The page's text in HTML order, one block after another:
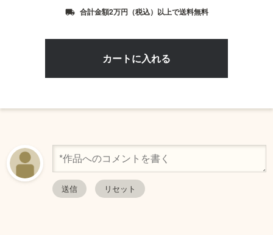
local_shipping 合計金額2万円（税込）以上で送料無料